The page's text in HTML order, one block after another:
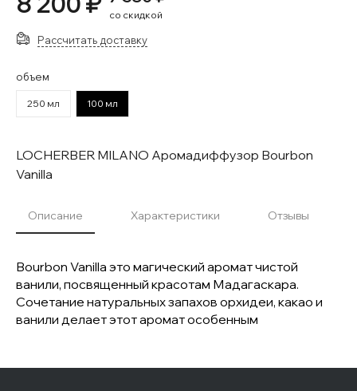
со скидкой
Рассчитать доставку
объем
250 мл 100 мл
LOCHERBER MILANO Аромадиффузор Bourbon
Vanilla
Описание Характеристики Отзывы
Bourbon Vanilla это магический аромат чистой
ванили, посвященный красотам Мадагаскара.
Сочетание натуральных запахов орхидеи, какао и
ванили делает этот аромат особенным